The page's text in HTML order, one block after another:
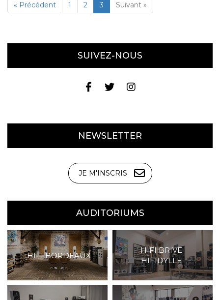
« Précédent 1 2 3 Suivant »
SUIVEZ-NOUS
NEWSLETTER
JE M'INSCRIS
AUDITORIUMS
HIFI BORDEAUX
HIFI BRIVE
HIFIDYLLE